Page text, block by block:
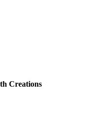
Creations